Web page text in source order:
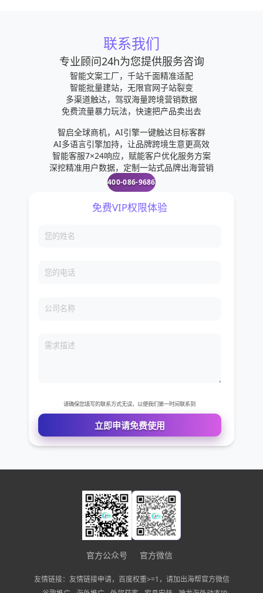
联系我们
专业顾问24h为您提供服务咨询
智能文案工厂，千站千面精准适配
智能批量建站，无限官网子站裂变
多渠道触达，驾驭海量跨境营销数据
免费流量暴力玩法，快速把产品卖出去
智启全球商机，AI引擎一键触达目标客群
AI多语言引擎加持，让品牌跨境生意更高效
智能客服7×24响应，赋能客户优化服务方案
深挖精准用户数据，定制一站式品牌出海营销
400-086-9686
您的姓名
您的电话
请确保您填写的联系方式无误，以便我们第一时间联系到
官方公众号 官方微信
友情链接：友情链接申请，百度权重>=1，请加出海帮官方微信